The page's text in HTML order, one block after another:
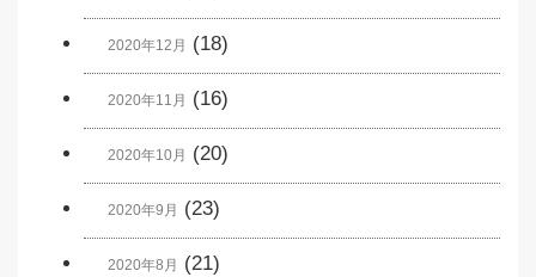
2020年12月 (18)
2020年11月 (16)
2020年10月 (20)
2020年9月 (23)
2020年8月 (21)